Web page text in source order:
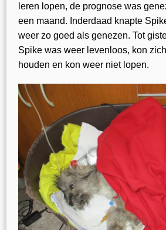
leren lopen, de prognose was
een maand. Inderdaad knapte
weer zo goed als genezen. Tot
Spike was weer levenloos, kon
houden en kon weer niet lopen.